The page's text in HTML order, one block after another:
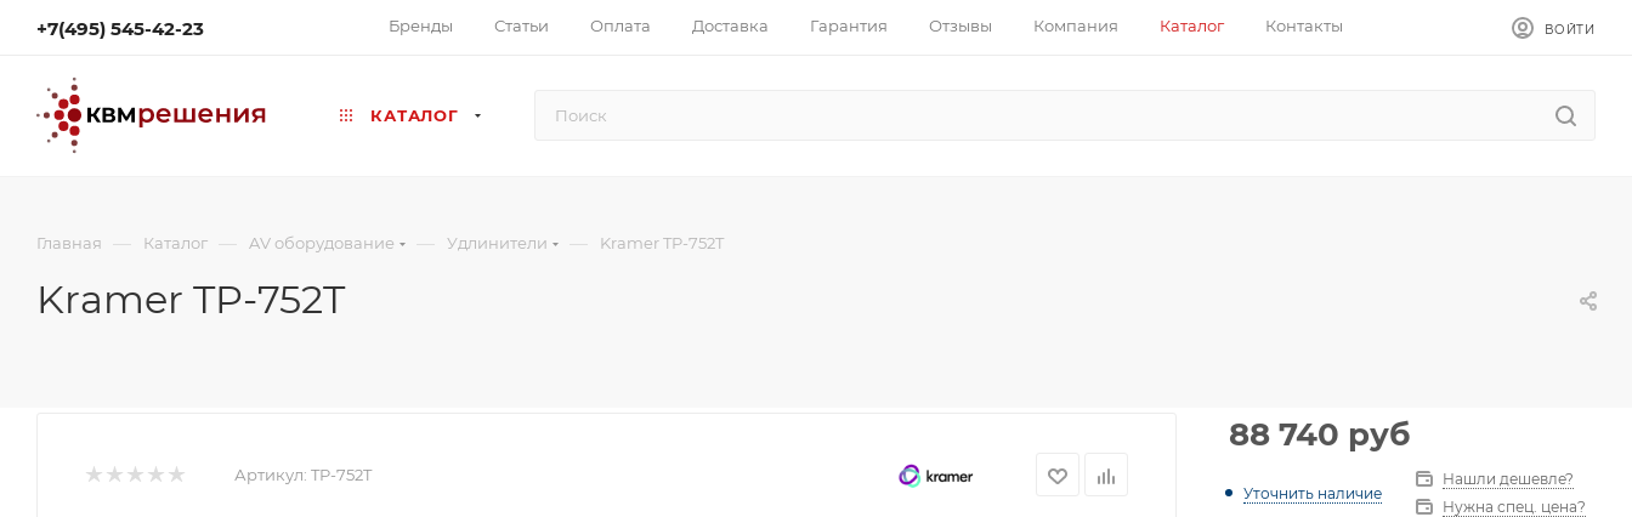
+7(495) 545-42-23 Бренды Статьи Оплата Доставка Гарантия Отзывы Компания Каталог Контакты ВОЙТИ
КАТАЛОГ
Главная — Каталог — AV оборудование — Удлинители — Kramer TP-752T
Kramer TP-752T
Артикул: TP-752T
88 740 руб
Уточнить наличие
Нашли дешевле?
Нужна спец. цена?